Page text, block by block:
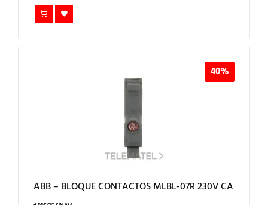
40%
ABB – BLOQUE CONTACTOS MLBL-07R 230V CA